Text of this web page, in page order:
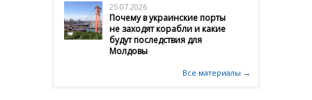
25.07.2026
Почему в украинские порты
не заходят корабли и какие
будут последствия для
Молдовы
Все материалы →